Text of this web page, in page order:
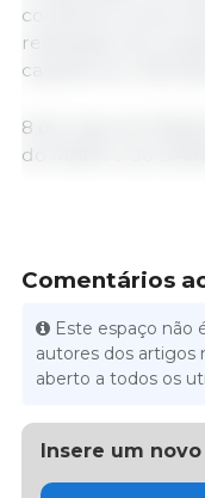
conselhos locais.
realizadas oito
caçadores e 108
8 de maio de 2026/
do MAPA e do
Comentários
Este espaço não
autores dos artigos
aberto a todos os
Insere um